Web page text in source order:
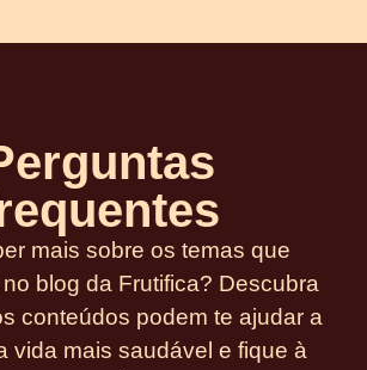
mais sobre os temas que
blog da Frutifica? Descubra
conteúdos podem te ajudar a
vida mais saudável e fique à